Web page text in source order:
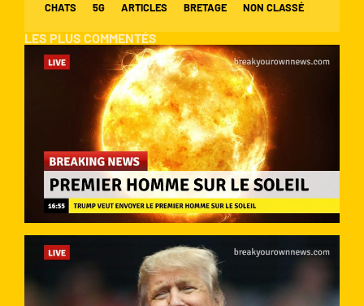
CHATS
5G ARTICLES BRETAGE NON CLASSÉ
LES PLUS COMMENTÉS